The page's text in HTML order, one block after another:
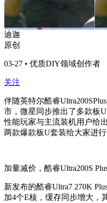
迪迦
原创
03-27 • 优质DIY领域创作者
关注
伴随英特尔酷睿
市，微星同步推出了多款板
性能玩家与主流装机用户给
两款爆款板U套装给大家进行
加量减价，酷睿Ultra200S
新发布的酷睿Ultra7 270K
加4个E核，缓存同步增大，